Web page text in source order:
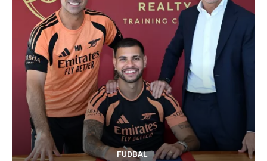
FUDBAL